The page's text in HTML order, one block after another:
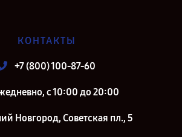
КОНТАКТЫ
+7 (800) 100-87-60
с 10:00 до 20:00
Новгород, Советская пл., 5